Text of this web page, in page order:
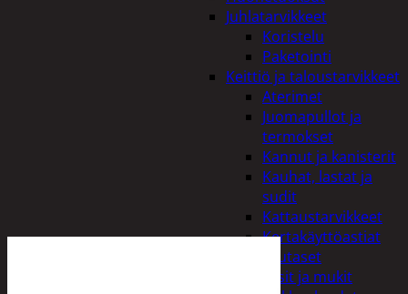
Juhlatarvikkeet
Koristelu
Paketointi
Keittiö ja taloustarvikkeet
Aterimet
Juomapullot ja
termokset
Kannut ja kanisterit
Kauhat, lastat ja
sudit
Kattaustarvikkeet
Kertakäyttöastiat
Lautaset
Lasit ja mukit